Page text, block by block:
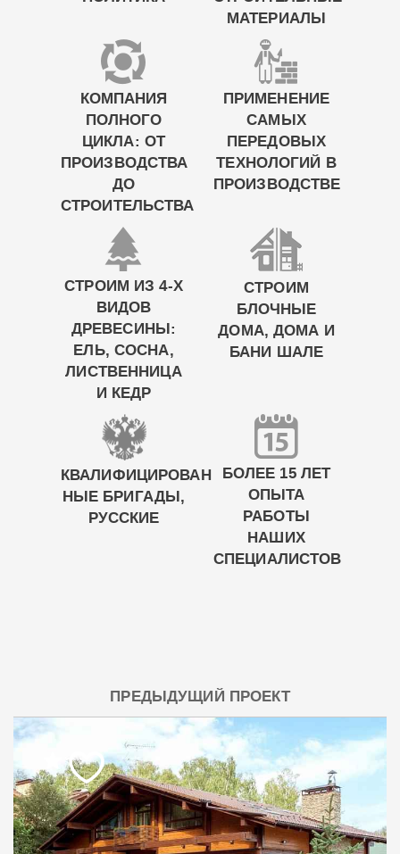
МАТЕРИАЛЫ
КОМПАНИЯ
ПОЛНОГО
ЦИКЛА: ОТ
ПРОИЗВОДСТВА
ДО
СТРОИТЕЛЬСТВА
ПРИМЕНЕНИЕ
САМЫХ
ПЕРЕДОВЫХ
ТЕХНОЛОГИЙ В
ПРОИЗВОДСТВЕ
СТРОИМ ИЗ 4-Х
ВИДОВ
ДРЕВЕСИНЫ:
ЕЛЬ, СОСНА,
ЛИСТВЕННИЦА
И КЕДР
СТРОИМ
БЛОЧНЫЕ
ДОМА, ДОМА И
БАНИ ШАЛЕ
КВАЛИФИЦИРОВАН
НЫЕ БРИГАДЫ,
РУССКИЕ
БОЛЕЕ 15 ЛЕТ
ОПЫТА
РАБОТЫ
НАШИХ
СПЕЦИАЛИСТОВ
ПРЕДЫДУЩИЙ ПРОЕКТ